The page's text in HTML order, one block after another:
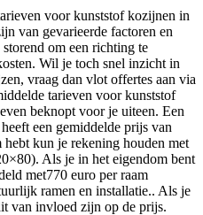
voor kunststof kozijnen in
van gevarieerde factoren en
om een richting te
Wil je toch snel inzicht in
vraag dan vlot offertes aan via
tarieven voor kunststof
beknopt voor je uiteen. Een
een gemiddelde prijs van
kun je rekening houden met
Als je in het eigendom bent
met770 euro per raam
ramen en installatie.. Als je
van invloed zijn op de prijs.